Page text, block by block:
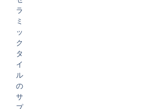
ラ
ミ
ッ
ク
タ
イ
ル
の
サ